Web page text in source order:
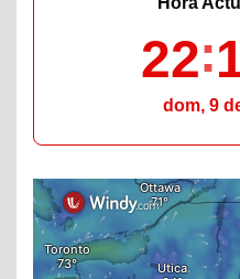
22
dom, 9